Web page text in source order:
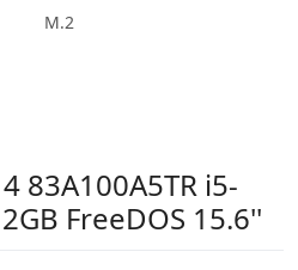
M.2
83A100A5TR i5-
FreeDOS 15.6''